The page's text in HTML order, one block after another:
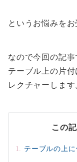
というお悩みをお
なので今回の記事
テーブル上の片付
レクチャーします
この
テーブルの上